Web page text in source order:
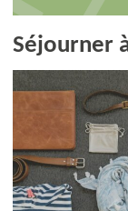
Séjourner